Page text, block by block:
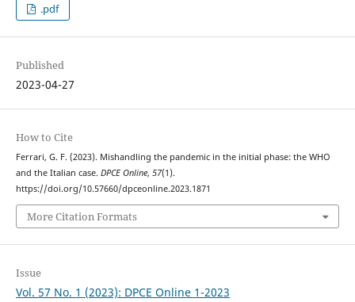
.pdf
Published
2023-04-27
How to Cite
Ferrari, G. F. (2023). Mishandling the pandemic in the initial phase: the WHO
and the Italian case. DPCE Online, 57(1).
https://doi.org/10.57660/dpceonline.2023.1871
More Citation Formats
Issue
Vol. 57 No. 1 (2023): DPCE Online 1-2023